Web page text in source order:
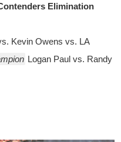
Elimination
Kevin Owens vs. LA
Logan Paul vs. Randy